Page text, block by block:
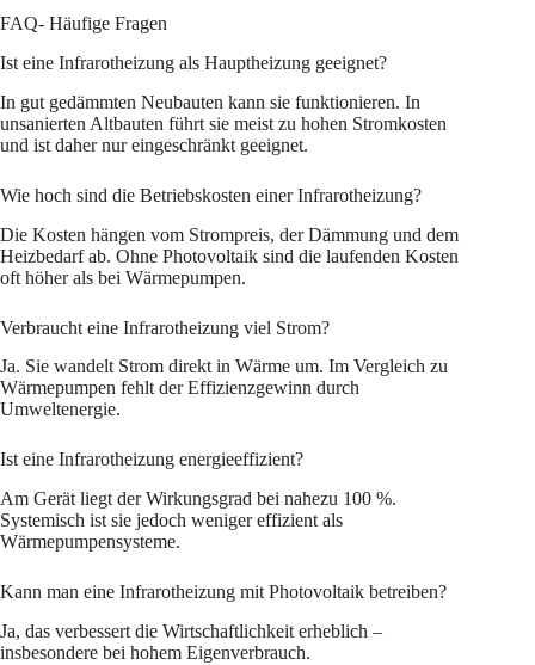
FAQ- Häufige Fragen
Ist eine Infrarotheizung als Hauptheizung geeignet?
In gut gedämmten Neubauten kann sie funktionieren. In
unsanierten Altbauten führt sie meist zu hohen Stromkosten
und ist daher nur eingeschränkt geeignet.
Wie hoch sind die Betriebskosten einer Infrarotheizung?
Die Kosten hängen vom Strompreis, der Dämmung und dem
Heizbedarf ab. Ohne Photovoltaik sind die laufenden Kosten
oft höher als bei Wärmepumpen.
Verbraucht eine Infrarotheizung viel Strom?
Ja. Sie wandelt Strom direkt in Wärme um. Im Vergleich zu
Wärmepumpen fehlt der Effizienzgewinn durch
Umweltenergie.
Ist eine Infrarotheizung energieeffizient?
Am Gerät liegt der Wirkungsgrad bei nahezu 100 %.
Systemisch ist sie jedoch weniger effizient als
Wärmepumpensysteme.
Kann man eine Infrarotheizung mit Photovoltaik betreiben?
Ja, das verbessert die Wirtschaftlichkeit erheblich –
insbesondere bei hohem Eigenverbrauch.